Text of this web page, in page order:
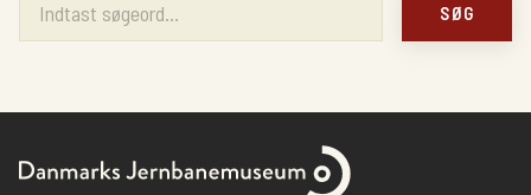
SØG